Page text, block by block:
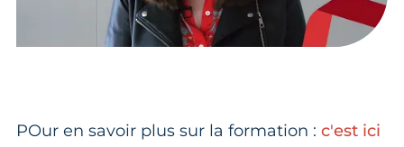
POur en savoir plus sur la formation : c'est ici